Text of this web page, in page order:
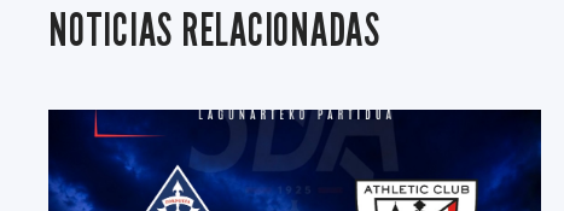
NOTICIAS RELACIONADAS